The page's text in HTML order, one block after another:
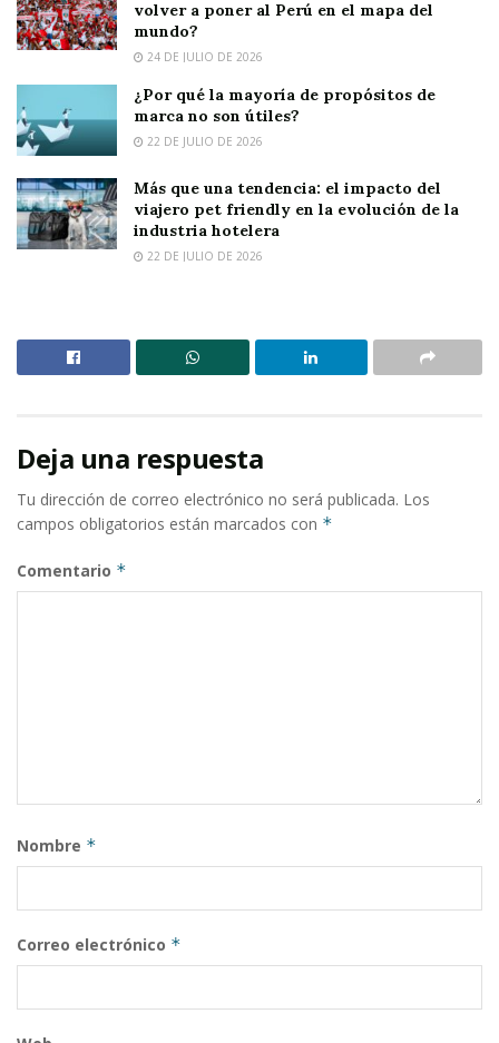
volver a poner al Perú en el mapa del
mundo?
24 DE JULIO DE 2026
¿Por qué la mayoría de propósitos de
marca no son útiles?
22 DE JULIO DE 2026
Más que una tendencia: el impacto del
viajero pet friendly en la evolución de la
industria hotelera
22 DE JULIO DE 2026
Deja una respuesta
Tu dirección de correo electrónico no será publicada. Los
campos obligatorios están marcados con *
Comentario *
Nombre *
Correo electrónico *